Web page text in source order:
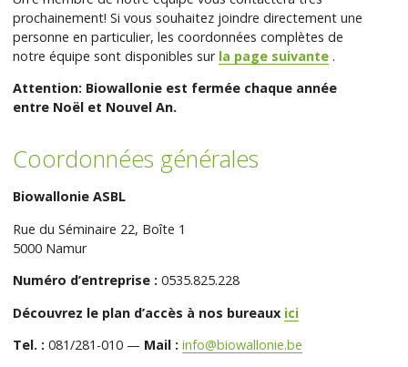
prochainement! Si vous souhaitez joindre directement une
personne en particulier, les coordonnées complètes de
notre équipe sont disponibles sur la page suivante .
Attention: Biowallonie est fermée chaque année
entre Noël et Nouvel An.
Coordonnées générales
Biowallonie ASBL
Rue du Séminaire 22, Boîte 1
5000 Namur
Numéro d’entreprise : 0535.825.228
Découvrez le plan d’accès à nos bureaux ici
Tel. : 081/281-010 — Mail : info@biowallonie.be